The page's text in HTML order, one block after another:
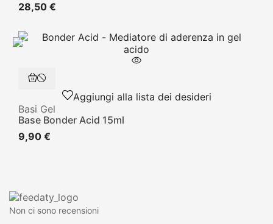
28,50 €
Aggiungi alla lista dei desideri
Basi Gel
Base Bonder Acid 15ml
9,90 €
Non ci sono recensioni